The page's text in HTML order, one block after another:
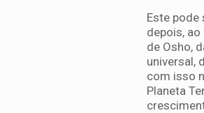
Este pode
depois,
de Osho,
universal,
com isso
Planeta